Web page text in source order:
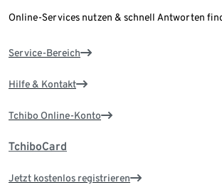
Online-Services nutzen & schnell Antworten
Service-Bereich
Hilfe & Kontakt
Tchibo Online-Konto
TchiboCard
Jetzt kostenlos registrieren